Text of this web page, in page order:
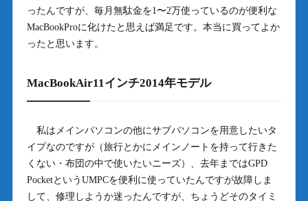
ったんですが、毎月無駄金を1〜2万使っているのが便利な
MacBookProに化けたと思えば満足です。本当に買ってよか
ったと思います。
MacBookAir11インチ2014年モデル
私はメインパソコンの他にサブパソコンを用意したいタ
イプなのですが（旅行とかにメインノートを持って行きた
くない・布団の中で使いたいニーズ）、去年まではGPD
PocketというUMPCを便利に使っていたんですが故障しま
して、修理しようか迷ったんですが、ちょうどそのタイミ